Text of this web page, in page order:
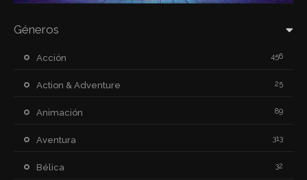
Géneros
Acción 456
Action & Adventure 25
Animación 89
Aventura 313
Bélica 32